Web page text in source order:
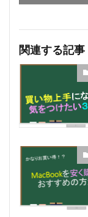
関連する記事